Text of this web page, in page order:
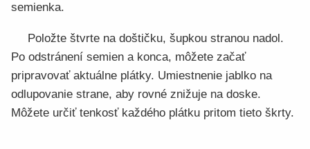
semienka.
Položte štvrte na doštičku, šupkou stranou nadol.
Po odstránení semien a konca, môžete začať
pripravovať aktuálne plátky. Umiestnenie jablko na
odlupovanie strane, aby rovné znižuje na doske.
Môžete určiť tenkosť každého plátku pritom tieto škrty.